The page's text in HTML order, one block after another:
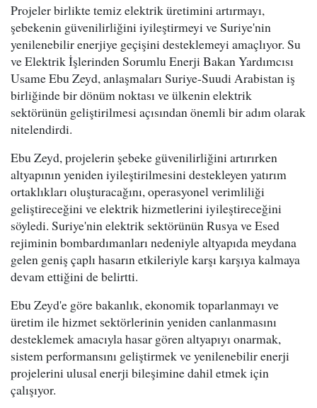
Projeler birlikte temiz elektrik üretimini artırmayı,
şebekenin güvenilirliğini iyileştirmeyi ve Suriye'nin
yenilenebilir enerjiye geçişini desteklemeyi amaçlıyor. Su
ve Elektrik İşlerinden Sorumlu Enerji Bakan Yardımcısı
Usame Ebu Zeyd, anlaşmaları Suriye-Suudi Arabistan iş
birliğinde bir dönüm noktası ve ülkenin elektrik
sektörünün geliştirilmesi açısından önemli bir adım olarak
nitelendirdi.
Ebu Zeyd, projelerin şebeke güvenilirliğini artırırken
altyapının yeniden iyileştirilmesini destekleyen yatırım
ortaklıkları oluşturacağını, operasyonel verimliliği
geliştireceğini ve elektrik hizmetlerini iyileştireceğini
söyledi. Suriye'nin elektrik sektörünün Rusya ve Esed
rejiminin bombardımanları nedeniyle altyapıda meydana
gelen geniş çaplı hasarın etkileriyle karşı karşıya kalmaya
devam ettiğini de belirtti.
Ebu Zeyd'e göre bakanlık, ekonomik toparlanmayı ve
üretim ile hizmet sektörlerinin yeniden canlanmasını
desteklemek amacıyla hasar gören altyapıyı onarmak,
sistem performansını geliştirmek ve yenilenebilir enerji
projelerini ulusal enerji bileşimine dahil etmek için
çalışıyor.